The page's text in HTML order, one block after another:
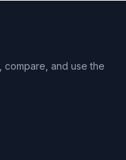
compare, and use the